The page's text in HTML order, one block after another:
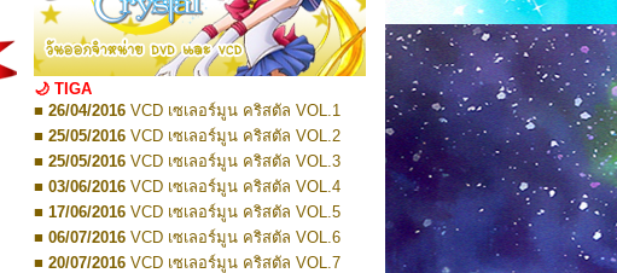
■ 01/2022Pretty Guardian Sailor Moon Eternal
Edition 1
■ 01/2022Pretty Guardian Sailor Moon Eternal
Edition 2
■ 03/2022Pretty Guardian Sailor Moon Eternal
Edition 3
■ 03/2022Pretty Guardian Sailor Moon Eternal
Edition 4
■ 07/2022Pretty Guardian Sailor Moon Eternal
Edition 5
■ 07/2022Pretty Guardian Sailor Moon Eternal
Edition 6
Pretty Guardian Sailor Moon Eternal
Edition 7
■ 01/2023Pretty Guardian Sailor Moon Eternal
🌙 TIGA
■ 26/04/2016 VCD เซเลอร์มูน คริสตัล VOL.1
■ 25/05/2016 VCD เซเลอร์มูน คริสตัล VOL.2
■ 25/05/2016 VCD เซเลอร์มูน คริสตัล VOL.3
■ 03/06/2016 VCD เซเลอร์มูน คริสตัล VOL.4
■ 17/06/2016 VCD เซเลอร์มูน คริสตัล VOL.5
■ 06/07/2016 VCD เซเลอร์มูน คริสตัล VOL.6
■ 20/07/2016 VCD เซเลอร์มูน คริสตัล VOL.7